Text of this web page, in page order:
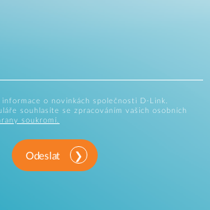
o novinkách společnosti D-Link.
souhlasíte se zpracováním vašich osobních
soukromí.
Odeslat